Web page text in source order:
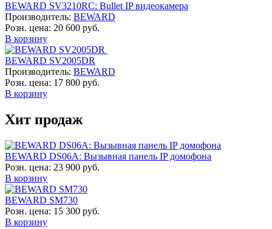
BEWARD SV3210RC: Bullet IP видеокамера
Производитель: BEWARD
Розн. цена: 20 600 руб.
В корзину
BEWARD SV2005DR
Производитель: BEWARD
Розн. цена: 17 800 руб.
В корзину
Хит продаж
BEWARD DS06A: Вызывная панель IP домофона
Розн. цена: 23 900 руб.
В корзину
BEWARD SM730
Розн. цена: 15 300 руб.
В корзину